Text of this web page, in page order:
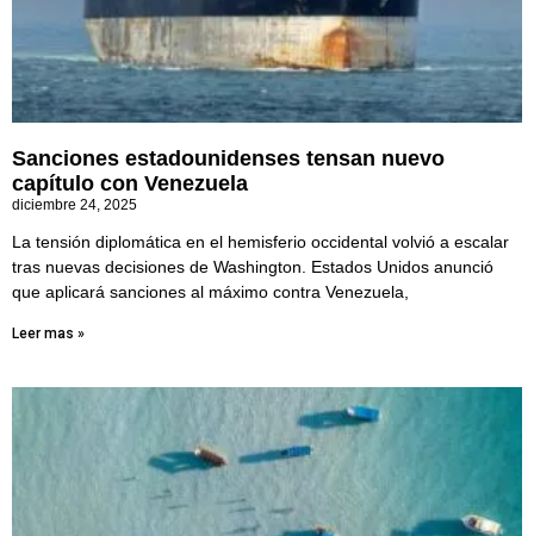
Sanciones estadounidenses tensan nuevo
capítulo con Venezuela
diciembre 24, 2025
La tensión diplomática en el hemisferio occidental volvió a escalar
tras nuevas decisiones de Washington. Estados Unidos anunció
que aplicará sanciones al máximo contra Venezuela,
Leer mas »